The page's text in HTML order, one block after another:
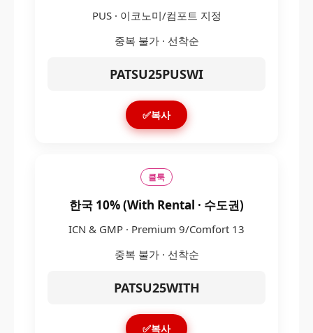
PUS · 이코노미/컴포트 지정
중복 불가 · 선착순
PATSU25PUSWI
✅복사
클룩
한국 10% (With Rental · 수도권)
ICN & GMP · Premium 9/Comfort 13
중복 불가 · 선착순
PATSU25WITH
✅복사